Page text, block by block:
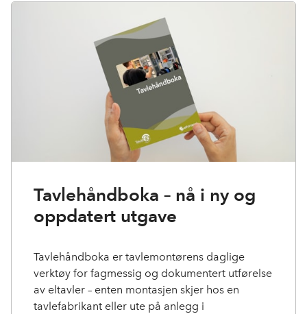
Tavlehåndboka – nå i ny og
oppdatert utgave
Tavlehåndboka er tavlemontørens daglige
verktøy for fagmessig og dokumentert utførelse
av eltavler – enten montasjen skjer hos en
tavlefabrikant eller ute på anlegg i